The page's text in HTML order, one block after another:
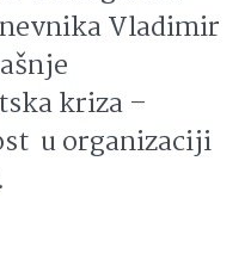
Vladimir
kriza –
u organizaciji